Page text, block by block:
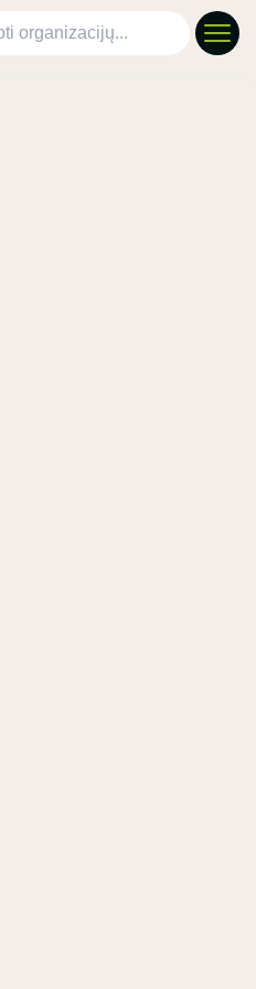
organizacijų